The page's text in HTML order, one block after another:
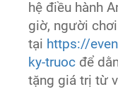
hệ điều hành
giờ, người
tại https://
ky-truoc để
tặng giá trị từ